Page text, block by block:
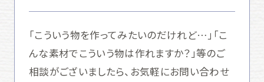
「こういう物を作ってみたいのだけれど…」「こ
んな素材でこういう物は作れますか？」等のご
相談がございましたら、お気軽にお問い合わせ